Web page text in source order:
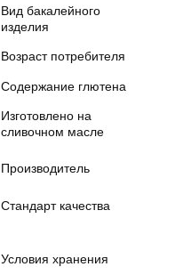
Вид бакалейного
изделия
Возраст потребителя
Содержание глютена
Изготовлено на
сливочном масле
Производитель
Стандарт качества
Условия хранения